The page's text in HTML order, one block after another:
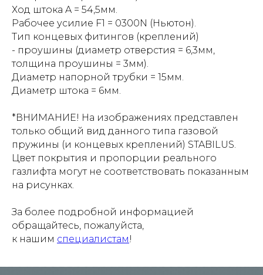
Ход штока A = 54,5мм.
Рабочее усилие F1 = 0300N (Ньютон).
Тип концевых фитингов (креплений)
- проушины (диаметр отверстия = 6,3мм,
толщина проушины = 3мм).
Диаметр напорной трубки = 15мм.
Диаметр штока = 6мм.
*ВНИМАНИЕ! На изображениях представлен
только общий вид данного типа газовой
пружины (и концевых креплений) STABILUS.
Цвет покрытия и пропорции реального
газлифта могут не соответствовать показанным
на рисунках.
За более подробной информацией
обращайтесь, пожалуйста,
к нашим специалистам!